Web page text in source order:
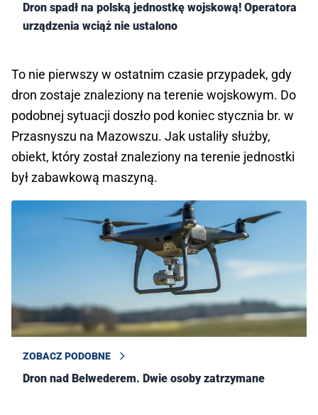
Dron spadł na polską jednostkę wojskową! Operatora
urządzenia wciąż nie ustalono
To nie pierwszy w ostatnim czasie przypadek, gdy
dron zostaje znaleziony na terenie wojskowym. Do
podobnej sytuacji doszło pod koniec stycznia br. w
Przasnyszu na Mazowszu. Jak ustaliły służby,
obiekt, który został znaleziony na terenie jednostki
był zabawkową maszyną.
ZOBACZ PODOBNE
Dron nad Belwederem. Dwie osoby zatrzymane